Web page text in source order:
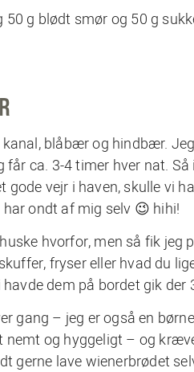
g blødt smør og 50 g
blåbær og hindbær.
ca. 3-4 timer hver nat.
vejr i haven, skulle vi
ondt af mig selv 😉 hihi!
hvorfor, men så fik jeg
fryser eller hvad du
dem på bordet gik der
gang – jeg er også en
nemt og hyggeligt – og
gerne lave wienerbrødet